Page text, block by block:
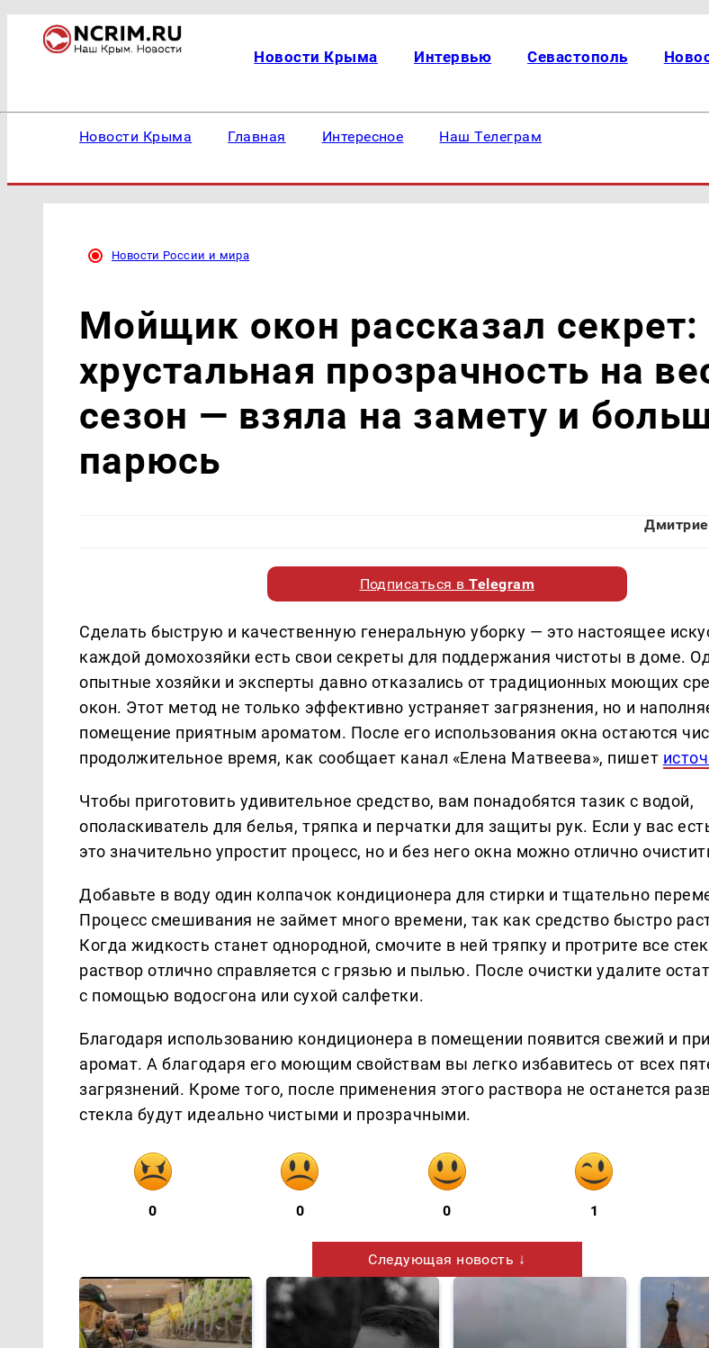
Новости Крыма Интервью Севастополь
Новости Крыма Главная Интересное Наш Телеграм
Новости России и мира
Мойщик окон рассказал секрет:
хрустальная прозрачность на
сезон — взяла на замету и
парюсь
Подписаться вTelegram
Сделать быструю и качественную генеральную уборку — это настоящее
каждой домохозяйки есть свои секреты для поддержания чистоты в доме.
опытные хозяйки и эксперты давно отказались от традиционных моющих
окон. Этот метод не только эффективно устраняет загрязнения, но и
помещение приятным ароматом. После его использования окна остаются
продолжительное время, как сообщает канал «Елена Матвеева», пишет
Чтобы приготовить удивительное средство, вам понадобятся тазик с водой,
ополаскиватель для белья, тряпка и перчатки для защиты рук. Если у вас
это значительно упростит процесс, но и без него окна можно отлично
Добавьте в воду один колпачок кондиционера для стирки и тщательно
Процесс смешивания не займет много времени, так как средство быстро
Когда жидкость станет однородной, смочите в ней тряпку и протрите все
раствор отлично справляется с грязью и пылью. После очистки удалите
с помощью водосгона или сухой салфетки.
Благодаря использованию кондиционера в помещении появится свежий и
аромат. А благодаря его моющим свойствам вы легко избавитесь от всех
загрязнений. Кроме того, после применения этого раствора не останется
стекла будут идеально чистыми и прозрачными.
0 0 0 1
Следующая новость ↓